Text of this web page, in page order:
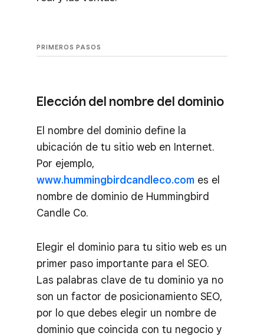
PRIMEROS PASOS
Elección del nombre del dominio
El nombre del dominio define la
ubicación de tu sitio web en Internet.
Por ejemplo,
www.hummingbirdcandleco.com es el
nombre de dominio de Hummingbird
Candle Co.
Elegir el dominio para tu sitio web es un
primer paso importante para el SEO.
Las palabras clave de tu dominio ya no
son un factor de posicionamiento SEO,
por lo que debes elegir un nombre de
dominio que coincida con tu negocio y